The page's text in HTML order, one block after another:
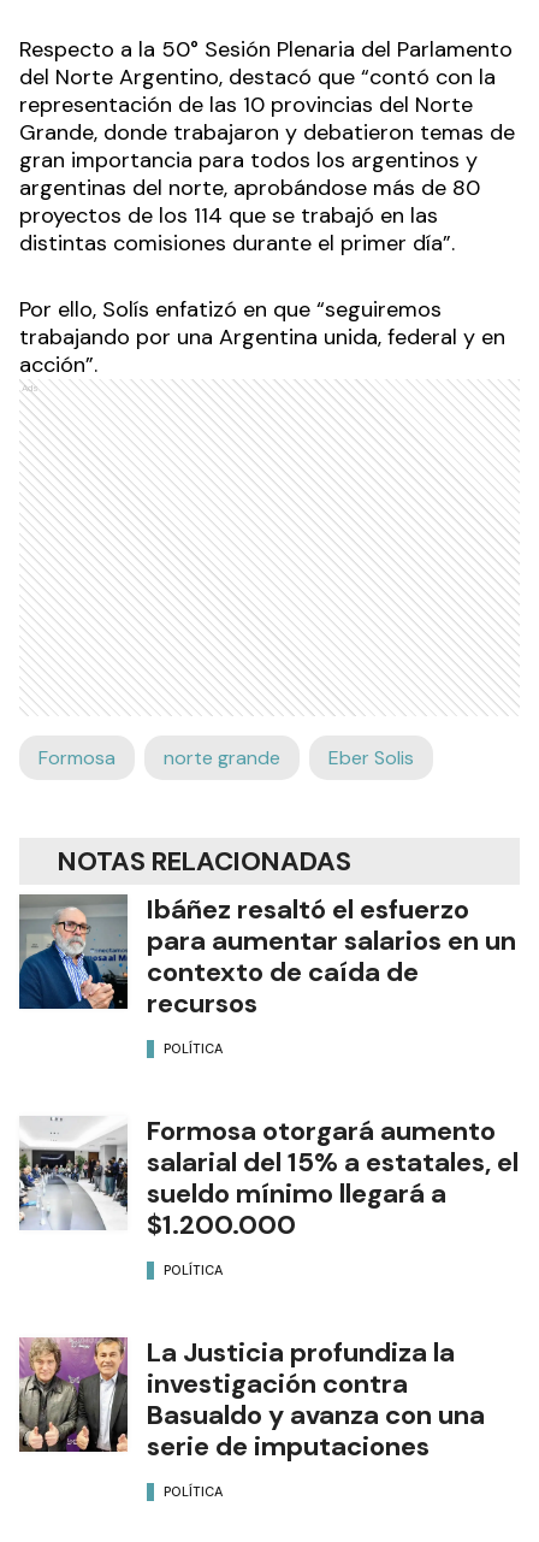
Respecto a la 50° Sesión Plenaria del Parlamento
del Norte Argentino, destacó que “contó con la
representación de las 10 provincias del Norte
Grande, donde trabajaron y debatieron temas de
gran importancia para todos los argentinos y
argentinas del norte, aprobándose más de 80
proyectos de los 114 que se trabajó en las
distintas comisiones durante el primer día”.
Por ello, Solís enfatizó en que “seguiremos
trabajando por una Argentina unida, federal y en
acción”.
Ads
Formosa norte grande Eber Solis
NOTAS RELACIONADAS
Ibáñez resaltó el esfuerzo
para aumentar salarios en un
contexto de caída de
recursos
POLÍTICA
Formosa otorgará aumento
salarial del 15% a estatales, el
sueldo mínimo llegará a
$1.200.000
POLÍTICA
La Justicia profundiza la
investigación contra
Basualdo y avanza con una
serie de imputaciones
POLÍTICA